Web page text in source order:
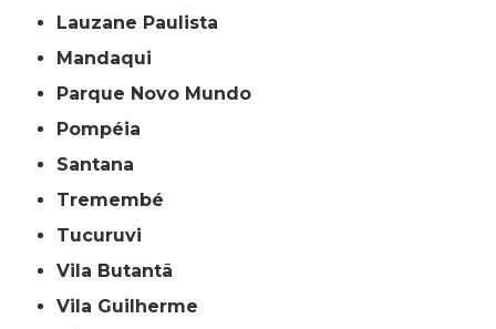
Lauzane Paulista
Mandaqui
Parque Novo Mundo
Pompéia
Santana
Tremembé
Tucuruvi
Vila Butantã
Vila Guilherme